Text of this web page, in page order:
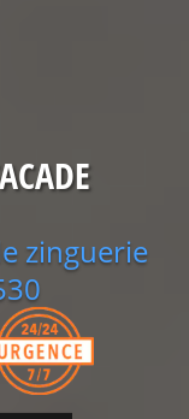
zinguerie